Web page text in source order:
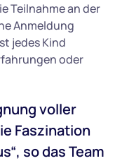
Teilnahme an der
Anmeldung
jedes Kind
oder
voller
Faszination
so das Team